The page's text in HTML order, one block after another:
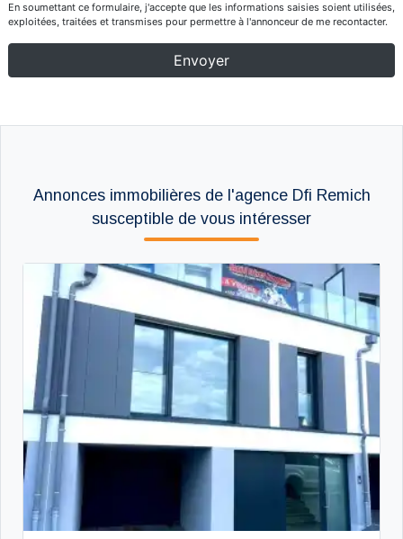
Annonces immobilières de l'agence Dfi Remich
susceptible de vous intéresser